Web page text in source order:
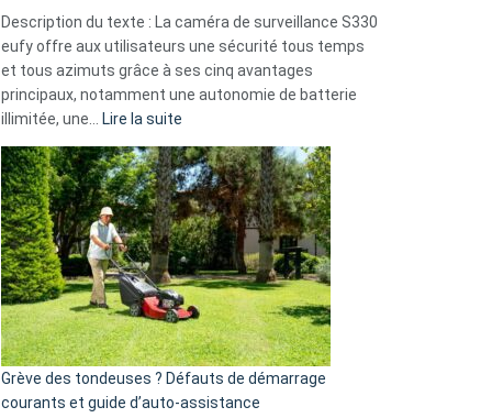
données
menace
Facebook,
Telegram
GitHub
Description du texte : La caméra de surveillance S330
eufy offre aux utilisateurs une sécurité tous temps
et tous azimuts grâce à ses cinq avantages
principaux, notamment une autonomie de batterie
illimitée, une…
Lire la suite
choisir
une
caméra
de
surveillance
?
5
avantages
essentiels
de
la
Grève des tondeuses ? Défauts de démarrage
courants et guide d’auto-assistance